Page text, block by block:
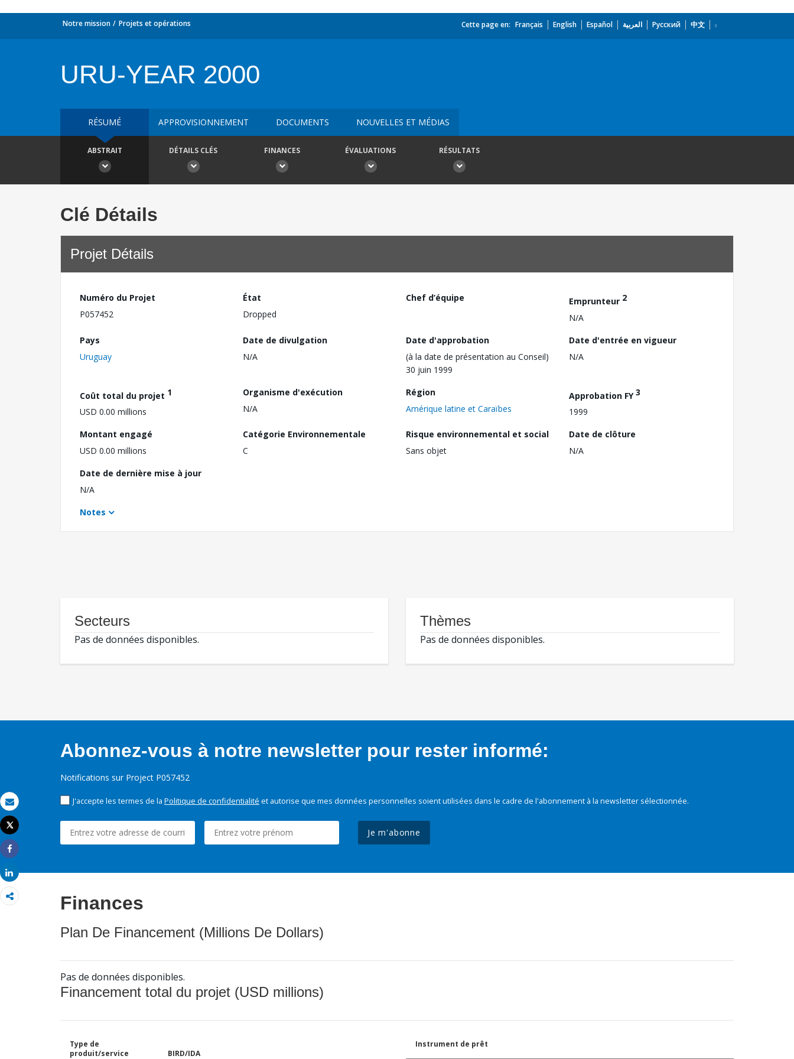
Email
Imprimer
Tweet
Share
Share
Notre mission Projets et opérations Cette page en: Français English Español العربية Русский 中文
URU-YEAR 2000
RÉSUMÉ APPROVISIONNEMENT DOCUMENTS NOUVELLES ET MÉDIAS
ABSTRAIT DÉTAILS CLÉS FINANCES ÉVALUATIONS RÉSULTATS
Clé Détails
Projet Détails
Numéro du Projet
P057452
État
Dropped
Chef d’équipe Emprunteur 2
N/A
Pays
Uruguay
Date de divulgation
N/A
Date d'approbation
(à la date de présentation au Conseil)
30 juin 1999
Date d'entrée en vigueur
N/A
Coût total du projet 1
USD 0.00 millions
Organisme d'exécution
N/A
Région
Amérique latine et Caraïbes
Approbation FY3
1999
Montant engagé
USD 0.00 millions
Catégorie Environnementale
C
Risque environnemental et social
Sans objet
Date de clôture
N/A
Date de dernière mise à jour
N/A
Notes
Secteurs
Pas de données disponibles.
Thèmes
Pas de données disponibles.
Abonnez-vous à notre newsletter pour rester informé:
Notifications sur Project P057452
J'accepte les termes de la Politique de confidentialité et autorise que mes données personnelles soient utilisées dans le cadre de l'abonnement à la newsletter sélectionnée.
Je m'abonne
Finances
Plan De Financement (Millions De Dollars)
Pas de données disponibles.
Financement total du projet (USD millions)
Type de
produit/service
BIRD/IDA
Instrument de prêt